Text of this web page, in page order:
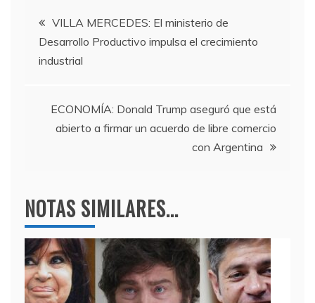
b
o
o
a
m
A
p
Navegación
de
VILLA MERCEDES: El ministerio de
Desarrollo Productivo impulsa el crecimiento
industrial
ECONOMÍA: Donald Trump aseguró que está
abierto a firmar un acuerdo de libre comercio
con Argentina
NOTAS SIMILARES...